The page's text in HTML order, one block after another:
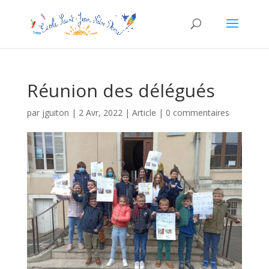
Réunion des délégués
par jguiton | 2 Avr, 2022| Article | 0 commentaires